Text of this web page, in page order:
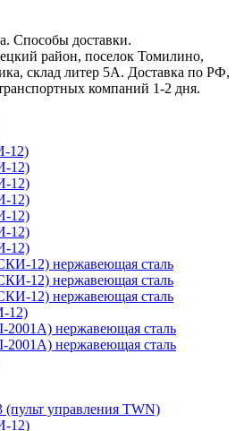
Способы доставки.
район, поселок Томилино,
склад литер 5А. Доставка по РФ,
компаний 1-2 дня.
12)
12)
12)
12)
12)
12)
12)
12) нержавеющая сталь
12) нержавеющая сталь
12) нержавеющая сталь
12)
нержавеющая сталь
нержавеющая сталь
(пульт управления TWN)
12)